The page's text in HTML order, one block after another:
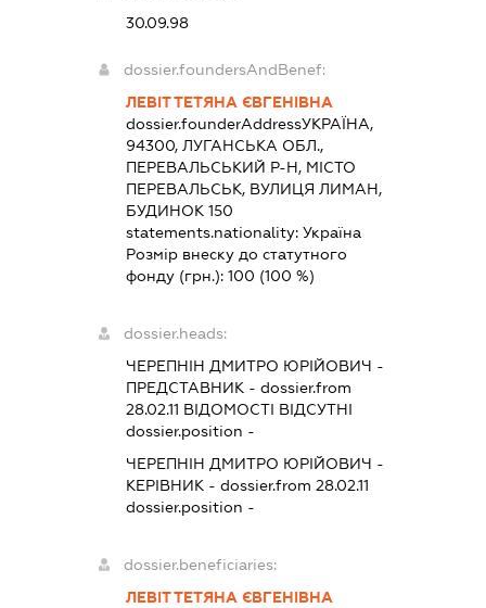
30.09.98
dossier.foundersAndBenef:
ЛЕВІТ ТЕТЯНА ЄВГЕНІВНА
dossier.founderAddressУКРАЇНА,
94300, ЛУГАНСЬКА ОБЛ.,
ПЕРЕВАЛЬСЬКИЙ Р-Н, МІСТО
ПЕРЕВАЛЬСЬК, ВУЛИЦЯ ЛИМАН,
БУДИНОК 150
statements.nationality: Україна
Розмір внеску до статутного
фонду (грн.): 100 (100 %)
dossier.heads:
ЧЕРЕПНІН ДМИТРО ЮРІЙОВИЧ -
ПРЕДСТАВНИК - dossier.from
28.02.11 ВІДОМОСТІ ВІДСУТНІ
dossier.position -
ЧЕРЕПНІН ДМИТРО ЮРІЙОВИЧ -
КЕРІВНИК - dossier.from 28.02.11
dossier.position -
dossier.beneficiaries:
ЛЕВІТ ТЕТЯНА ЄВГЕНІВНА